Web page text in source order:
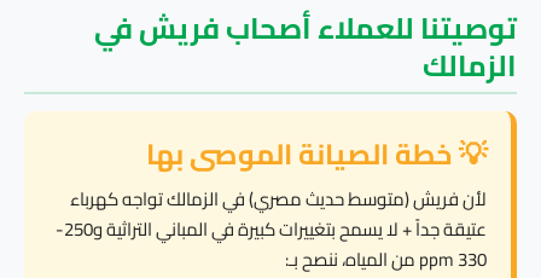
توصيتنا للعملاء أصحاب فريش في
الزمالك
💡 خطة الصيانة الموصى بها
لأن فريش (متوسط حديث مصري) في الزمالك تواجه كهرباء
عتيقة جداً + لا يسمح بتغييرات كبيرة في المباني التراثية و250-
330 ppm من المياه، ننصح بـ: